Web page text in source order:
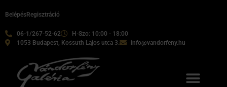
06-1/267-52-62
H-Szo: 10:00 - 18:00
1053 Budapest, Kossuth Lajos utca 3.
info@vandorfeny.hu
BelépésRegisztráció